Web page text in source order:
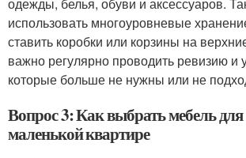
использовать многоуровневые
ставить коробки или корзины на
важно регулярно проводить ревизию и
которые больше не нужны или не
Вопрос 3: Как выбрать мебель
маленькой квартире